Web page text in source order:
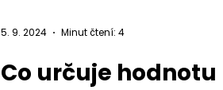
Co určuje hodnotu
5. 9. 2024 Minut čtení: 4